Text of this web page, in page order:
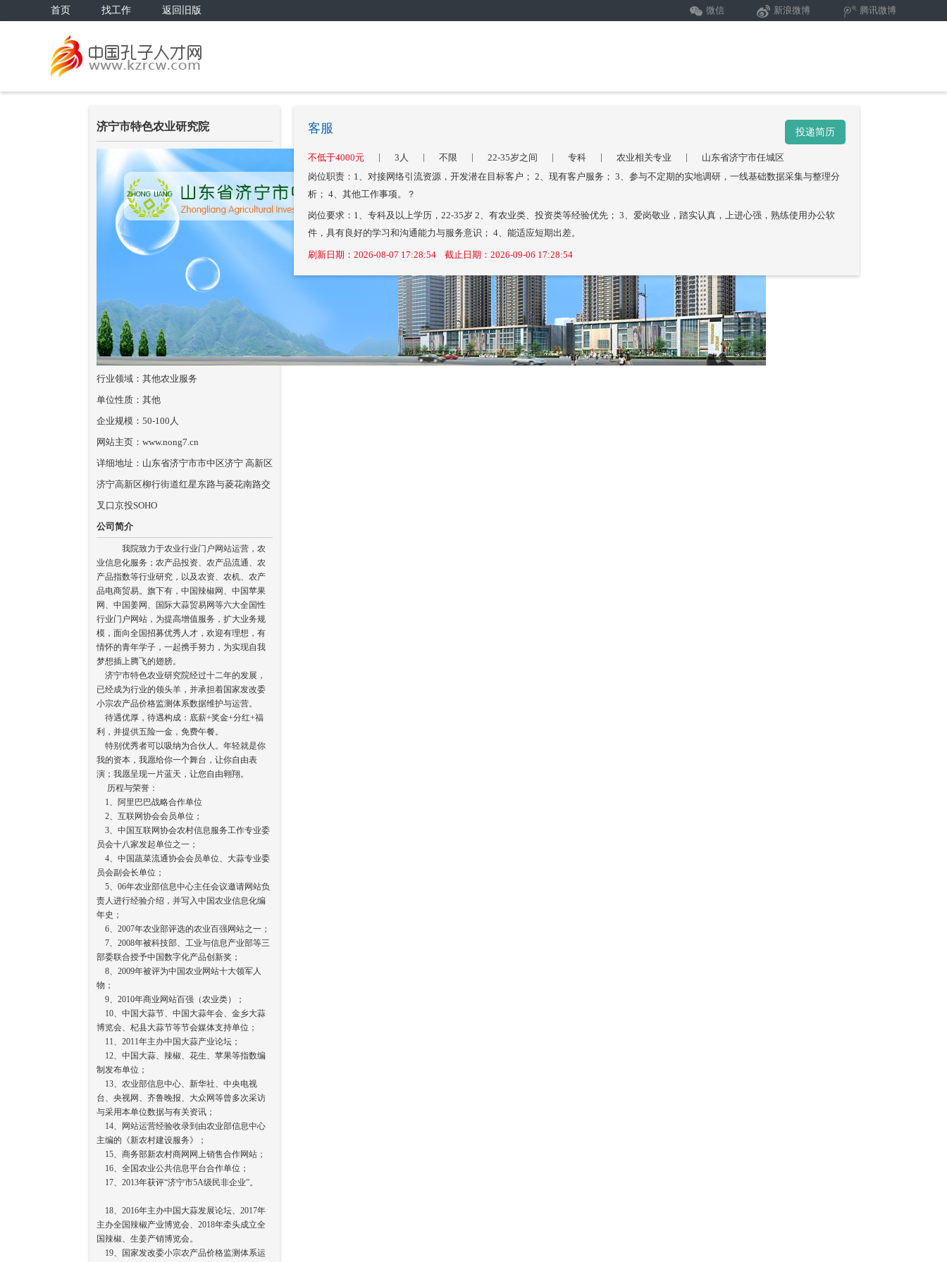
首页 找工作 返回旧版 腾讯微博
新浪微博
微信
济宁市特色农业研究院
行业领域：其他农业服务
单位性质：其他
企业规模：50-100人
网站主页：www.nong7.cn
详细地址：山东省济宁市市中区济宁 高新区
济宁高新区柳行街道红星东路与菱花南路交
叉口京投SOHO
公司简介
我院致力于农业行业门户网站运营，农
业信息化服务；农产品投资、农产品流通、农
产品指数等行业研究，以及农资、农机、农产
品电商贸易。旗下有，中国辣椒网、中国苹果
网、中国姜网、国际大蒜贸易网等六大全国性
行业门户网站，为提高增值服务，扩大业务规
模，面向全国招募优秀人才，欢迎有理想，有
情怀的青年学子，一起携手努力，为实现自我
梦想插上腾飞的翅膀。
济宁市特色农业研究院经过十二年的发展，
已经成为行业的领头羊，并承担着国家发改委
小宗农产品价格监测体系数据维护与运营。
待遇优厚，待遇构成：底薪+奖金+分红+福
利，并提供五险一金，免费午餐。
特别优秀者可以吸纳为合伙人。年轻就是你
我的资本，我愿给你一个舞台，让你自由表
演；我愿呈现一片蓝天，让您自由翱翔。
历程与荣誉：
1、阿里巴巴战略合作单位
2、互联网协会会员单位；
3、中国互联网协会农村信息服务工作专业委
员会十八家发起单位之一；
4、中国蔬菜流通协会会员单位、大蒜专业委
员会副会长单位；
5、06年农业部信息中心主任会议邀请网站负
责人进行经验介绍，并写入中国农业信息化编
年史；
6、2007年农业部评选的农业百强网站之一；
7、2008年被科技部、工业与信息产业部等三
部委联合授予中国数字化产品创新奖；
8、2009年被评为中国农业网站十大领军人
物；
9、2010年商业网站百强（农业类）；
10、中国大蒜节、中国大蒜年会、金乡大蒜
博览会、杞县大蒜节等节会媒体支持单位；
11、2011年主办中国大蒜产业论坛；
12、中国大蒜、辣椒、花生、苹果等指数编
制发布单位；
13、农业部信息中心、新华社、中央电视
台、央视网、齐鲁晚报、大众网等曾多次采访
与采用本单位数据与有关资讯；
14、网站运营经验收录到由农业部信息中心
主编的《新农村建设服务》；
15、商务部新农村商网网上销售合作网站；
16、全国农业公共信息平台合作单位；
17、2013年获评“济宁市5A级民非企业”。
18、2016年主办中国大蒜发展论坛、2017年
主办全国辣椒产业博览会、2018年牵头成立全
国辣椒、生姜产销博览会。
19、国家发改委小宗农产品价格监测体系运
客服 投递简历
不低于4000元 | 3人 | 不限 | 22-35岁之间 | 专科 | 农业相关专业 |
山东省济宁市任城区
岗位职责：1、对接网络引流资源，开发潜在目标客户； 2、现有客户服务； 3、参与不定期的实地调研，一线基础数据采集与整理分
析； 4、其他工作事项。？
岗位要求：1、专科及以上学历，22-35岁 2、有农业类、投资类等经验优先； 3、爱岗敬业，踏实认真，上进心强，熟练使用办公软
件，具有良好的学习和沟通能力与服务意识； 4、能适应短期出差。
刷新日期：2026-08-07 17:28:54 截止日期：2026-09-06 17:28:54